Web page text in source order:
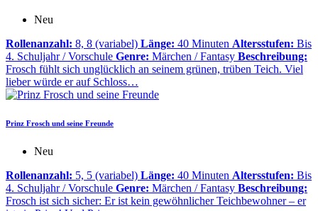
Neu
Rollenanzahl: 8, 8 (variabel) Länge: 40 Minuten Altersstufen: Bis
4. Schuljahr / Vorschule Genre: Märchen / Fantasy Beschreibung:
Frosch fühlt sich unglücklich an seinem grünen, trüben Teich. Viel
lieber würde er auf Schloss…
Prinz Frosch und seine Freunde
Neu
Rollenanzahl: 5, 5 (variabel) Länge: 40 Minuten Altersstufen: Bis
4. Schuljahr / Vorschule Genre: Märchen / Fantasy Beschreibung:
Frosch ist sich sicher: Er ist kein gewöhnlicher Teichbewohner – er